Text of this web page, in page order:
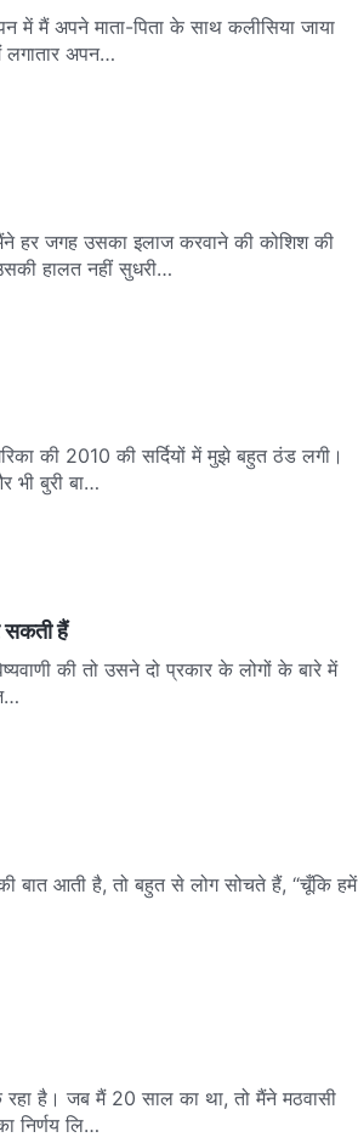
में मैं अपने माता-पिता के साथ कलीसिया जाया
अपन…
हर जगह उसका इलाज करवाने की कोशिश की
हालत नहीं सुधरी…
की 2010 की सर्दियों में मुझे बहुत ठंड लगी।
बुरी बा…
सकती हैं
की तो उसने दो प्रकार के लोगों के बारे में
की बात आती है, तो बहुत से लोग सोचते हैं, “चूँकि हमें
रहा है। जब मैं 20 साल का था, तो मैंने मठवासी
निर्णय लि…